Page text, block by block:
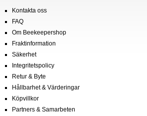
Kontakta oss
FAQ
Om Beekeepershop
Fraktinformation
Säkerhet
Integritetspolicy
Retur & Byte
Hållbarhet & Värderingar
Köpvillkor
Partners & Samarbeten